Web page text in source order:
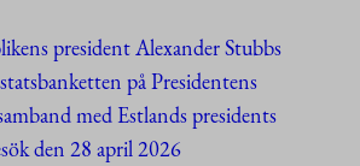
president Alexander Stubbs
på Presidentens
med Estlands presidents
den 28 april 2026